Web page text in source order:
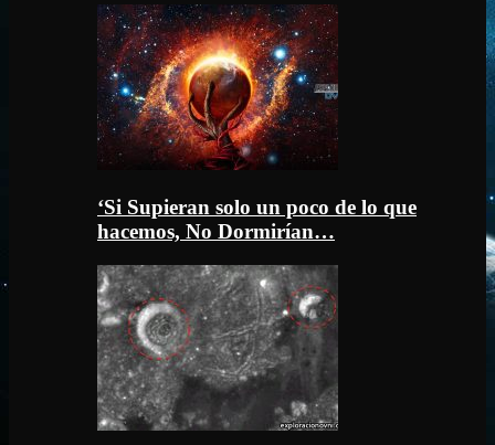
‘Si Supieran solo un poco de lo que
hacemos, No Dormirían…